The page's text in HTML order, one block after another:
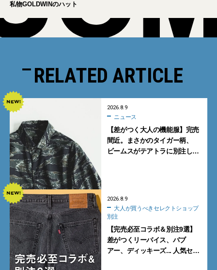
私物GOLDWINのハット
RELATED ARTICLE
2026.8.9
ニュース
【差がつく大人の機能服】完売
間近。まさかのタイガー柄、
ビームスがテアトラに別注した
2026.8.9
別注
【完売必至コラボ＆別注9選】
差がつくリーバイス、バブ
アー、ディッキーズ... 人気セレ